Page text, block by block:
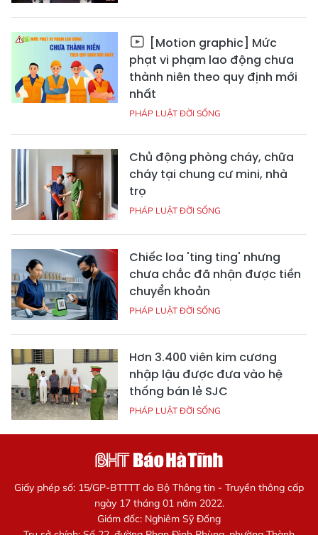
[Motion graphic] Mức
phạt vi phạm lao động chưa
thành niên theo quy định mới
nhất
PHÁP LUẬT ĐỜI SỐNG
Chủ động phòng cháy, chữa
cháy tại chung cư mini, nhà
trọ
PHÁP LUẬT ĐỜI SỐNG
Chiếc loa 'ting ting' nhưng
chưa chắc đã nhận được tiền
chuyển khoản
PHÁP LUẬT ĐỜI SỐNG
Hơn 3.400 viên kim cương
nhập lậu được đưa vào hệ
thống bán lẻ SJC
PHÁP LUẬT ĐỜI SỐNG
Giấy phép số: 15/GP-BTTTT do Bộ Thông tin - Truyền thông cấp
ngày 17 tháng 01 năm 2022.
Giám đốc: Nghiêm Sỹ Đống